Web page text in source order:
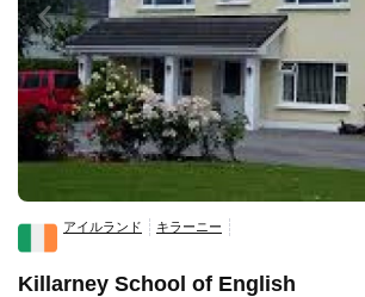
アイルランド キラーニー
Killarney School of English